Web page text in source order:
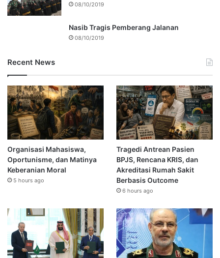
08/10/2019
Nasib Tragis Pemberang Jalanan
08/10/2019
Recent News
Organisasi Mahasiswa,
Oportunisme, dan Matinya
Keberanian Moral
5 hours ago
Tragedi Antrean Pasien
BPJS, Rencana KRIS, dan
Akreditasi Rumah Sakit
Berbasis Outcome
6 hours ago